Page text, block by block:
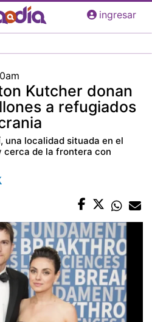
Pasar
al
principal
ingresar
Kutcher donan
a refugiados
una localidad situada en el
cerca de la frontera con